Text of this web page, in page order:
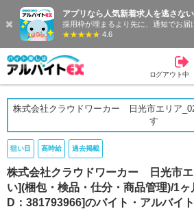
アプリなら人気新着求人を逃さない
採用枠が埋まるより先に、通知でお届
4.6
ログアウト中
株式会社クラウドワーカー 日光市エリア
す
狙い目 高時給 過去掲載
株式会社クラウドワーカー 日光市
い](梱包・検品・仕分・商品管理)/1ヶ
D：381793966]のバイト・アルバイ